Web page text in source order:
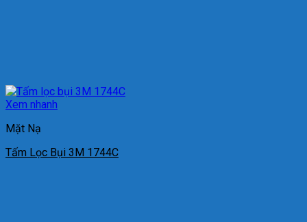
Xem nhanh
Mặt Nạ
Tấm Lọc Bụi 3M 1744C